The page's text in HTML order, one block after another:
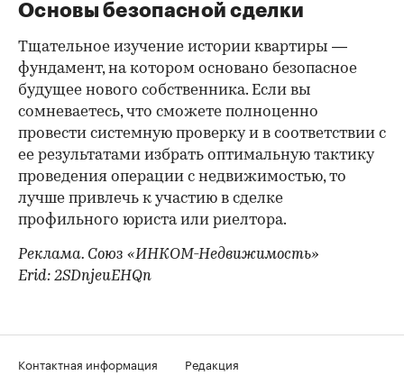
Основы безопасной сделки
Тщательное изучение истории квартиры —
фундамент, на котором основано безопасное
будущее нового собственника. Если вы
сомневаетесь, что сможете полноценно
провести системную проверку и в соответствии с
ее результатами избрать оптимальную тактику
проведения операции с недвижимостью, то
лучше привлечь к участию в сделке
профильного юриста или риелтора.
Реклама. Союз «ИНКОМ-Недвижимость»
Erid: 2SDnjeuEHQn
Контактная информация
Редакция